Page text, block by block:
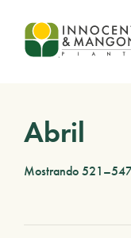
Skip to main content
Abril
Mostrando